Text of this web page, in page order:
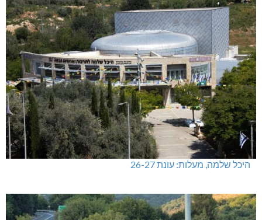
היכל שלמה, מעלות: עונת 26-27